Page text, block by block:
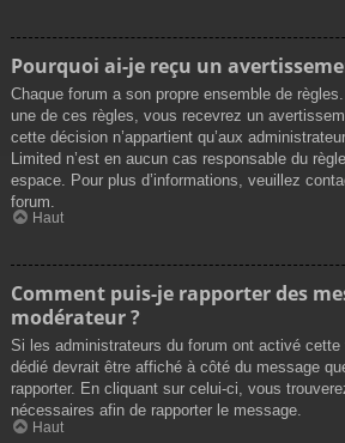
Pourquoi ai-je reçu un
Chaque forum a son propre ensemble de
une de ces règles, vous recevrez un
cette décision n’appartient qu’aux
Limited n’est en aucun cas responsable du
espace. Pour plus d’informations, veuillez
forum.
Haut
Comment puis-je rapporter des
modérateur ?
Si les administrateurs du forum ont activé
dédié devrait être affiché à côté du message
rapporter. En cliquant sur celui-ci, vous
nécessaires afin de rapporter le message.
Haut